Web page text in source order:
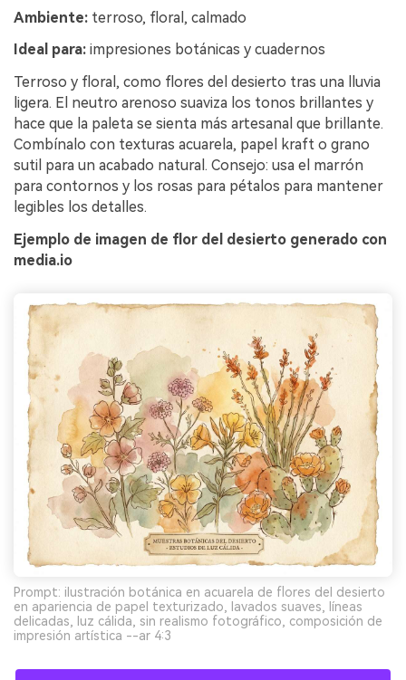
Ambiente: terroso, floral, calmado
Ideal para: impresiones botánicas y cuadernos
Terroso y floral, como flores del desierto tras una lluvia
ligera. El neutro arenoso suaviza los tonos brillantes y
hace que la paleta se sienta más artesanal que brillante.
Combínalo con texturas acuarela, papel kraft o grano
sutil para un acabado natural. Consejo: usa el marrón
para contornos y los rosas para pétalos para mantener
legibles los detalles.
Ejemplo de imagen de flor del desierto generado con
media.io
Prompt: ilustración botánica en acuarela de flores del desierto
en apariencia de papel texturizado, lavados suaves, líneas
delicadas, luz cálida, sin realismo fotográfico, composición de
impresión artística --ar 4:3